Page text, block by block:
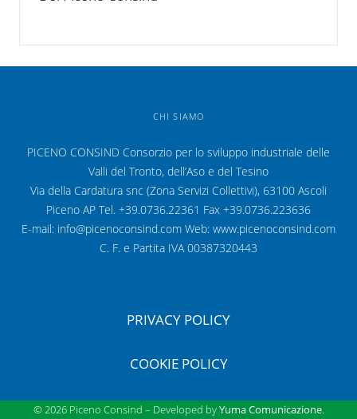
CHI SIAMO
PICENO CONSIND Consorzio per lo sviluppo industriale delle
Valli del Tronto, dell’Aso e del Tesino
Via della Cardatura snc (Zona Servizi Collettivi), 63100 Ascoli
Piceno AP Tel. +39.0736.22361 Fax +39.0736.223636
E-mail: info@picenoconsind.com Web: www.picenoconsind.com
C. F. e Partita IVA 00387320443
PRIVACY POLICY
COOKIE POLICY
© 2026 Piceno Consind – Developed byYuma Comunicazione.